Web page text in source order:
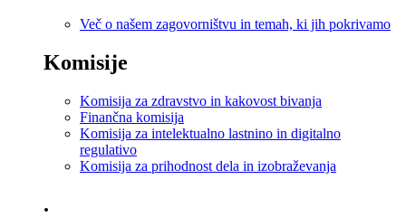
Več o našem zagovorništvu in temah, ki jih pokrivamo
Komisije
Komisija za zdravstvo in kakovost bivanja
Finančna komisija
Komisija za intelektualno lastnino in digitalno
regulativo
Komisija za prihodnost dela in izobraževanja
.